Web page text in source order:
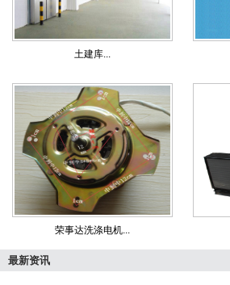
土建库...
荣事达洗涤电机...
最新资讯